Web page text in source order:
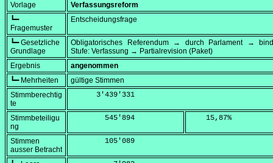
Vorlage
Verfassungsreform
┗━
Fragemuster
Entscheidungsfrage
┗━ Gesetzliche
Grundlage
Obligatorisches Referendum → durch Parlament →
Stufe: Verfassung → Partialrevision (Paket)
Ergebnis
angenommen
┗━ Mehrheiten
gültige Stimmen
Stimmberechtig
te
      3'439'331
Stimmbeteiligu
ng
        545'894
    15,87
%
Stimmen
ausser Betracht
        105'089